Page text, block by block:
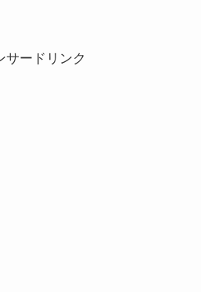
サードリンク